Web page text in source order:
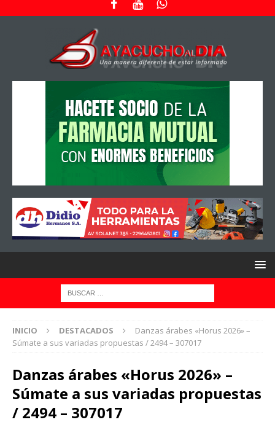
INICIO DESTACADOS
Danzas árabes «Horus 2026» –
Súmate a sus variadas propuestas / 2494 – 307017
Danzas árabes «Horus 2026» –
Súmate a sus variadas propuestas
/ 2494 – 307017